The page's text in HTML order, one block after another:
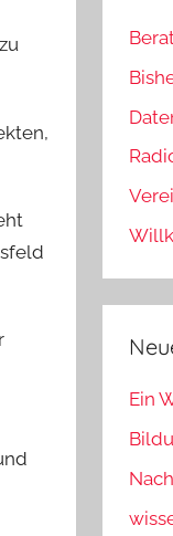
Ein